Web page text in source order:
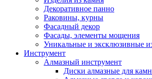
Декоративное панно
Раковины, курны
Фасадный декор
Фасады, элементы мощения
Уникальные и эксклюзивные
Инструмент
Алмазный инструмент
Диски алмазные для